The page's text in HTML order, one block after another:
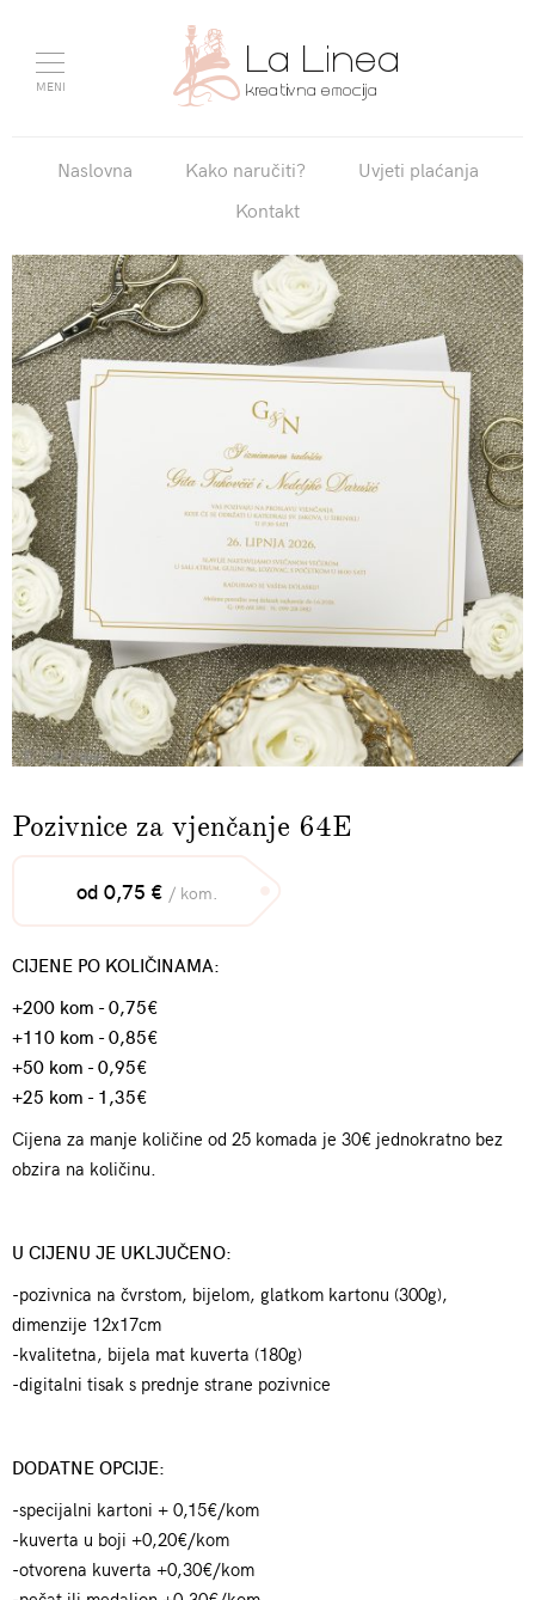
MENI
Naslovna Kako naručiti?
Uvjeti plaćanja
Kontakt
Pozivnice za vjenčanje 64E
od 0,75 € / kom.
CIJENE PO KOLIČINAMA:
+200 kom - 0,75€
+110 kom - 0,85€
+50 kom - 0,95€
+25 kom - 1,35€
Cijena za manje količine od 25 komada je 30€ jednokratno bez
obzira na količinu.
U CIJENU JE UKLJUČENO:
-pozivnica na čvrstom, bijelom, glatkom kartonu (300g),
dimenzije 12x17cm
-kvalitetna, bijela mat kuverta (180g)
-digitalni tisak s prednje strane pozivnice
DODATNE OPCIJE:
-specijalni kartoni + 0,15€/kom
-kuverta u boji +0,20€/kom
-otvorena kuverta +0,30€/kom